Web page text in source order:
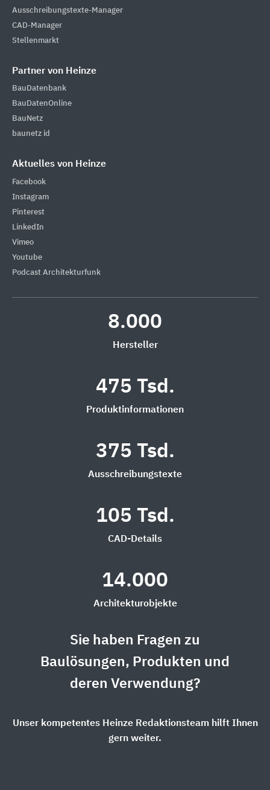
Ausschreibungstexte-Manager
CAD-Manager
Stellenmarkt
Partner von Heinze
BauDatenbank
BauDatenOnline
BauNetz
baunetz id
Aktuelles von Heinze
Facebook
Instagram
Pinterest
LinkedIn
Vimeo
Youtube
Podcast Architekturfunk
8.000
Hersteller
475 Tsd.
Produktinformationen
375 Tsd.
Ausschreibungstexte
105 Tsd.
CAD-Details
14.000
Architekturobjekte
Sie haben Fragen zu
Baulösungen, Produkten und
deren Verwendung?
Unser kompetentes Heinze Redaktionsteam hilft Ihnen
gern weiter.